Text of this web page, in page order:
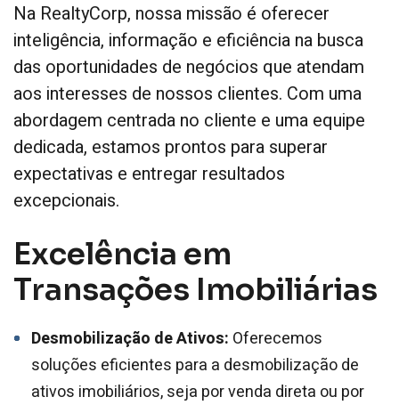
Na RealtyCorp, nossa missão é oferecer
inteligência, informação e eficiência na busca
das oportunidades de negócios que atendam
aos interesses de nossos clientes. Com uma
abordagem centrada no cliente e uma equipe
dedicada, estamos prontos para superar
expectativas e entregar resultados
excepcionais.
Excelência em
Transações Imobiliárias
Desmobilização de Ativos: Oferecemos
soluções eficientes para a desmobilização de
ativos imobiliários, seja por venda direta ou por